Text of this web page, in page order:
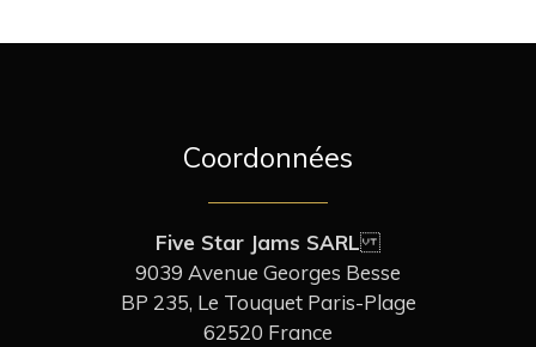
Coordonnées
Five Star Jams SARL
9039 Avenue Georges Besse
BP 235, Le Touquet Paris-Plage
62520 France